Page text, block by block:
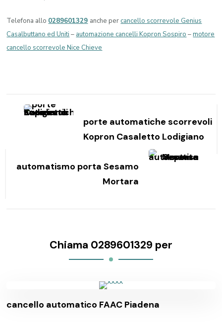
Telefona allo 0289601329 anche percancello scorrevole Genius
Casalbuttano ed Uniti – automazione cancelli Kopron Sospiro –motore
cancello scorrevole Nice Chieve
Navigazione
articoli
porte automatiche scorrevoli
Kopron Casaletto Lodigiano
automatismo porta Sesamo
Mortara
Chiama 0289601329 per
cancello automatico FAAC Piadena